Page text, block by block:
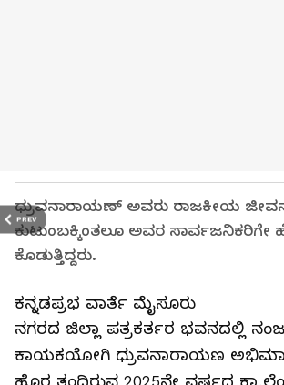
PREV
ಧ್ರುವನಾರಾಯಣ್ ಅವರು ರಾಜಕೀಯ
ಕುಟುಂಬಕ್ಕಿಂತಲೂ ಅವರ
ಕೊಡುತ್ತಿದ್ದರು.
ಕನ್ನಡಪ್ರಭ ವಾರ್ತೆ ಮೈಸೂರು
ನಗರದ ಜಿಲ್ಲಾ ಪತ್ರಕರ್ತರ ಭವನದಲ್ಲಿ
ಕಾಯಕಯೋಗಿ ಧ್ರುವನಾರಾಯಣ